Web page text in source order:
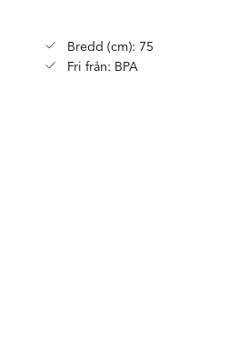
Bredd (cm): 75
Fri från: BPA